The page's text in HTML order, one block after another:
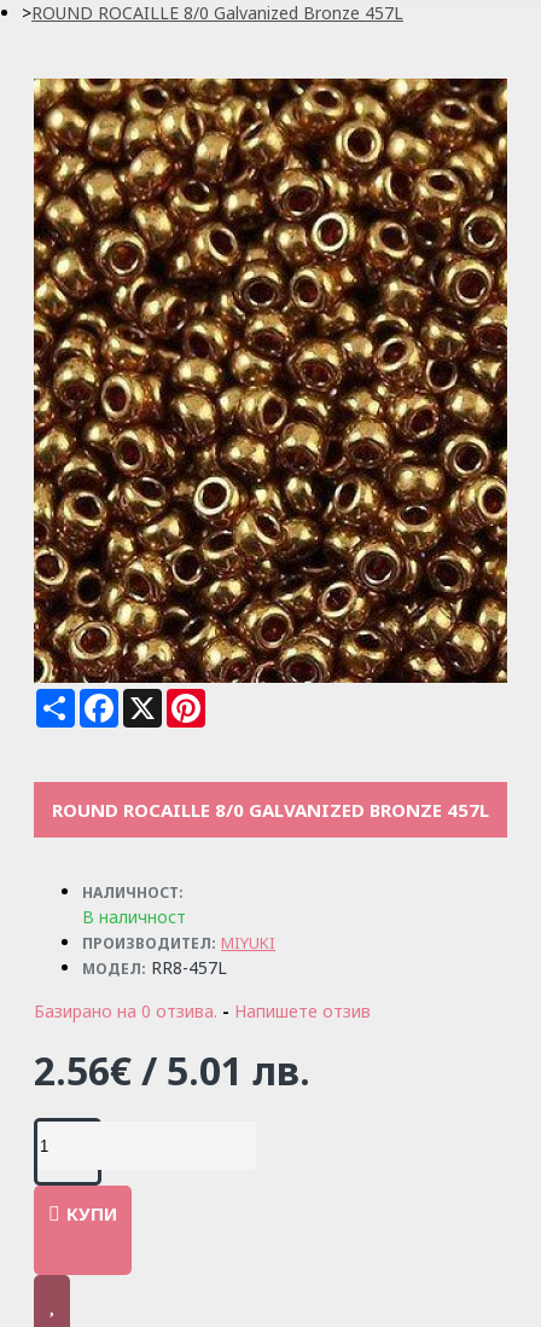
ROUND ROCAILLE 8/0 Galvanized Bronze 457L
Share Facebook
X
ROUND ROCAILLE 8/0 GALVANIZED BRONZE 457L
НАЛИЧНОСТ:
В наличност
ПРОИЗВОДИТЕЛ: MIYUKI
МОДЕЛ: RR8-457L
Базирано на 0 отзива. - Напишете отзив
2.56€ / 5.01 лв.
КУПИ